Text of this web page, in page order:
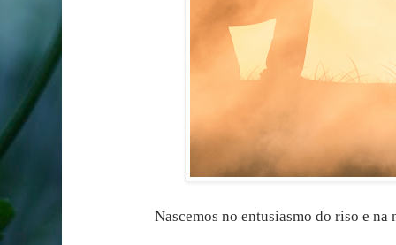
Nascemos no entusiasmo do riso e na